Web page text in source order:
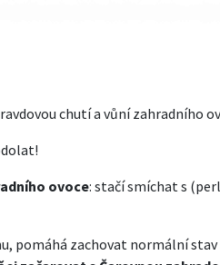
chutí a vůní zahradního
ovoce: stačí smíchat s
pomáhá zachovat normální